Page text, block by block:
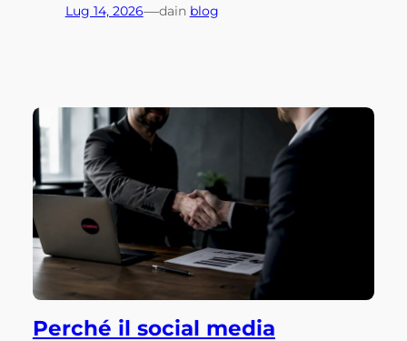
Lug 14, 2026—dain blog
Perché il social media